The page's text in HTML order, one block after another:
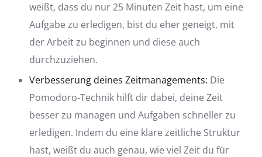
weißt, dass du nur 25 Minuten Zeit hast, um eine
Aufgabe zu erledigen, bist du eher geneigt, mit
der Arbeit zu beginnen und diese auch
durchzuziehen.
Verbesserung deines Zeitmanagements: Die
Pomodoro-Technik hilft dir dabei, deine Zeit
besser zu managen und Aufgaben schneller zu
erledigen. Indem du eine klare zeitliche Struktur
hast, weißt du auch genau, wie viel Zeit du für